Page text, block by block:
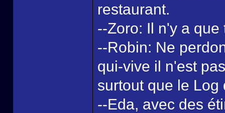
restaurant.
--Zoro: Il n'y a
--Robin: Ne
qui-vive il n'est
surtout que le
--Eda, avec des